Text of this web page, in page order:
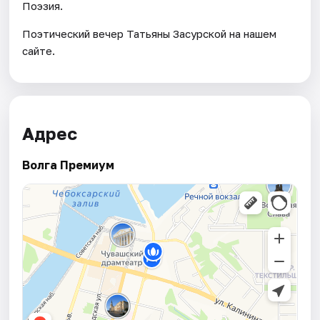
Поэзия.
Поэтический вечер Татьяны Засурской на нашем
сайте.
Адрес
Волга Премиум